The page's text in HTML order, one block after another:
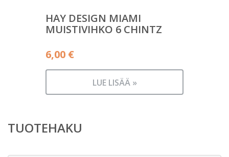
HAY DESIGN MIAMI
MUISTIVIHKO 6 CHINTZ
6,00 €
LUE LISÄÄ »
TUOTEHAKU